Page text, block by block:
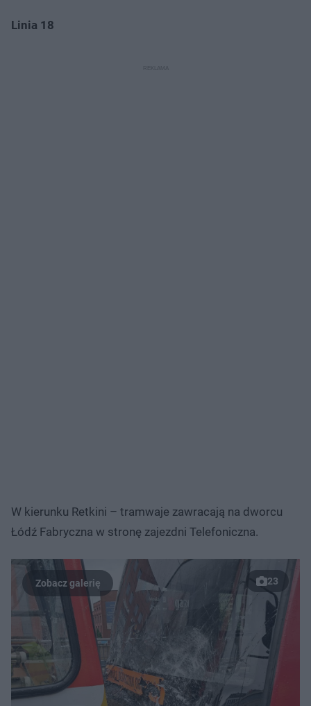
Linia 18
W kierunku Retkini – tramwaje zawracają na dworcu
Łódź Fabryczna w stronę zajezdni Telefoniczna.
23